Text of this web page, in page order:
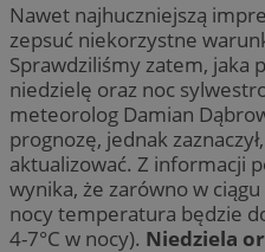
Nawet najhuczniejszą
zepsuć niekorzystne
Sprawdziliśmy zatem, jaka
niedzielę oraz noc
meteorolog Damian
prognozę, jednak
aktualizować. Z informacji
wynika, że zarówno w
nocy temperatura będzie
4-7°C w nocy). Niedziela